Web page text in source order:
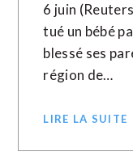
6 juin
tué un bébé
blessé ses
région de…
LIRE LA SUITE